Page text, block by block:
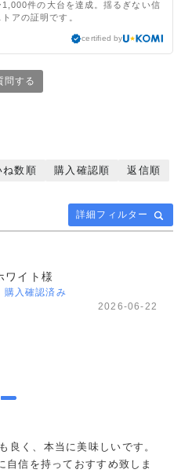
件の大台を達成。揺るぎない信
アの証明です。
certified by
問する
詳細フィルター
ね数順 購入確認順
返信順
ワイト様
購入確認済み
2026-06-22
良く、本当に美味しいです。
自信を持っておすすめ致しま